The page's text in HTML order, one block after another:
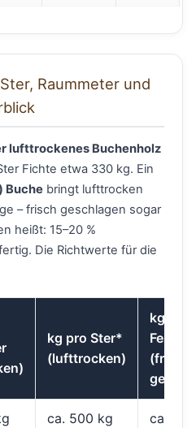
Raummeter und
lufttrockenes Buchenholz
Fichte etwa 330 kg. Ein
Buche bringt lufttrocken
– frisch geschlagen sogar
heißt: 15–20 %
Die Richtwerte für die
kg pro Ster*
(lufttrocken)
kg pro
(frisch
ca. 500 kg ca.